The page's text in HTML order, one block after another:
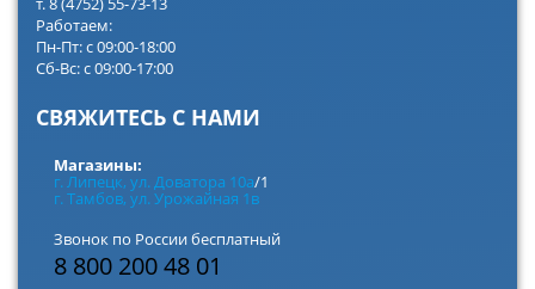
Работаем:
Пн-Пт: с 09:00-18:00
Сб-Вс: с 09:00-17:00
СВЯЖИТЕСЬ С НАМИ
Магазины:
г. Липецк, ул. Доватора 10а/1
г. Тамбов, ул. Урожайная 1в
Звонок по России бесплатный
8 800 200 48 01